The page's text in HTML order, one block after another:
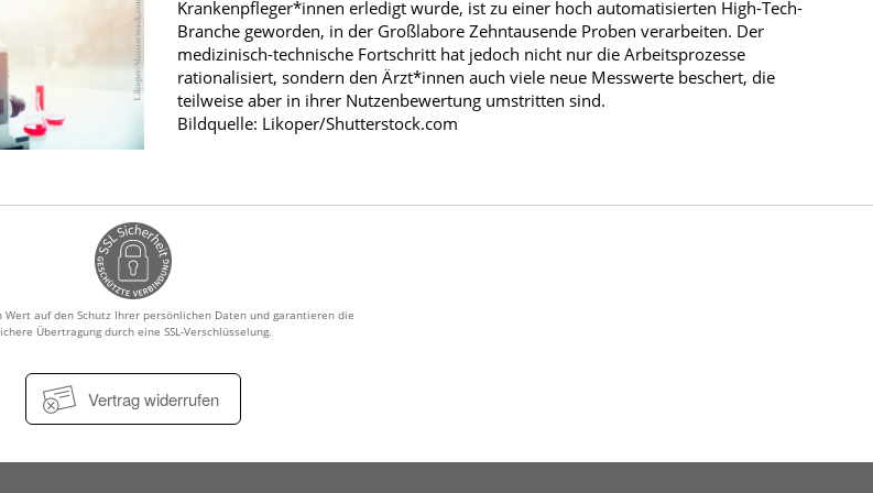
Krankenpfleger*innen erledigt wurde, ist zu einer hoch automatisierten High-Tech-
Branche geworden, in der Großlabore Zehntausende Proben verarbeiten. Der
medizinisch-technische Fortschritt hat jedoch nicht nur die Arbeitsprozesse
rationalisiert, sondern den Ärzt*innen auch viele neue Messwerte beschert, die
teilweise aber in ihrer Nutzenbewertung umstritten sind.
Bildquelle: Likoper/Shutterstock.com
Wert auf den Schutz Ihrer persönlichen Daten und garantieren die
Übertragung durch eine SSL-Verschlüsselung.
Vertrag widerrufen